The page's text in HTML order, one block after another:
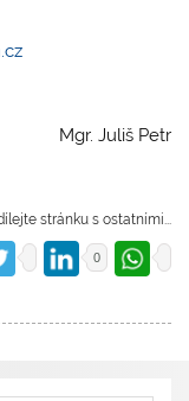
Mgr. Juliš Petr
stránku s ostatními...
0